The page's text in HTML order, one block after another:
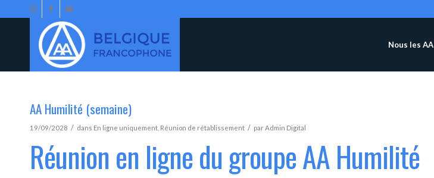
Nous les AA
AA Humilité (semaine)
19/09/2028 / dans En ligne uniquement Réunion de rétablissement / parAdmin Digital
Réunion en ligne du groupe AA Humilité